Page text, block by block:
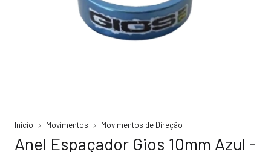
Início Movimentos Movimentos de Direção
Anel Espaçador Gios 10mm Azul -